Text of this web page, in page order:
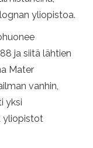
yliopistoa.
ja siitä lähtien
Mater
vanhin,
yksi
yliopistot